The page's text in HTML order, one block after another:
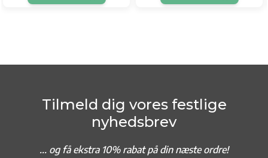
Tilmeld dig vores festlige
nyhedsbrev
... og få ekstra 10% rabat på din næste ordre!